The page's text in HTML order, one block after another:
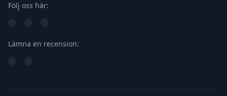
Följ oss här:
Lämna en recension: